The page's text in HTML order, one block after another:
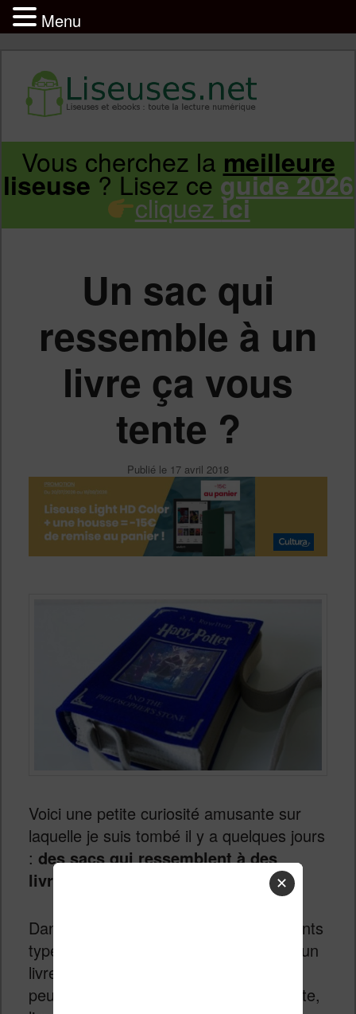
Infos sur les liseuses Kindle, Kobo,
Vivlio, Pocketbook
Aller
Aller
Vous cherchez la meilleure
liseuse? Lisez ceguide 2026
cliquez ici
Un sac qui
ressemble à un
livre ça vous
tente ?
Publié le 17 avril 2018
Voici une petite curiosité amusante sur
laquelle je suis tombé il y a quelques jours
: des sacs qui ressemblent à des
livres
Dans cet article nous allons voir différents
types de sac : ceux qui ressemblent à un
livre, ceux pour ranger des livres et un
peu tous les autres (ordinateurs, tablette,
✕
Menu